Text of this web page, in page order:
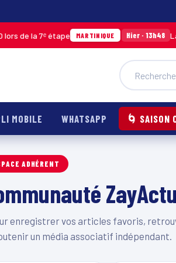
de la 7ᵉ étape MARTINIQUE Hier · 13h48
MOBILE WHATSAPP 🌀 SAISON
ADHÉRENT
ZayActu
enregistrer vos articles favoris,
un média associatif indépendant.